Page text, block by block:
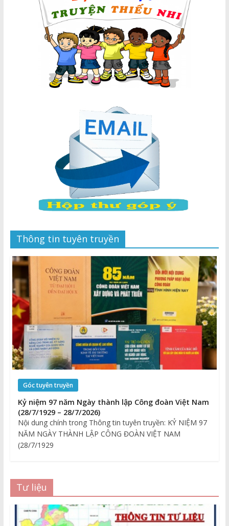
Thông tin tuyên truyền
Góc tuyên truyền
Kỷ niệm 97 năm Ngày thành lập Công đoàn Việt Nam
(28/7/1929 – 28/7/2026)
Nội dung chính trong Thông tin tuyên truyền: KỶ NIỆM 97
NĂM NGÀY THÀNH LẬP CÔNG ĐOÀN VIỆT NAM
(28/7/1929
Tư liệu